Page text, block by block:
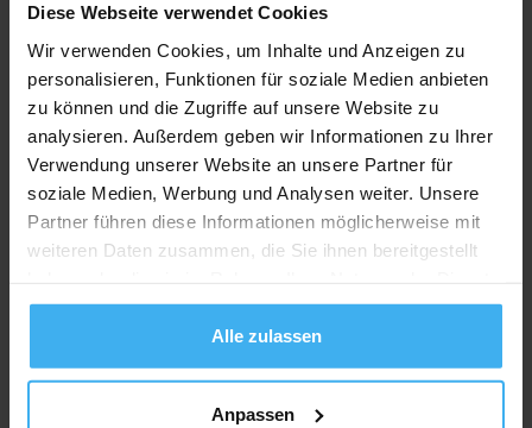
Diese Webseite verwendet Cookies
Wir verwenden Cookies, um Inhalte und Anzeigen zu
personalisieren, Funktionen für soziale Medien anbieten
zu können und die Zugriffe auf unsere Website zu
analysieren. Außerdem geben wir Informationen zu Ihrer
Verwendung unserer Website an unsere Partner für
soziale Medien, Werbung und Analysen weiter. Unsere
Partner führen diese Informationen möglicherweise mit
weiteren Daten zusammen, die Sie ihnen bereitgestellt
gesammelt haben.
Alle zulassen
Anpassen